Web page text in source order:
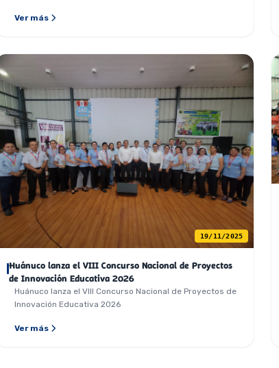
Ver más
19/11/2025
Huánuco lanza el VIII Concurso Nacional de Proyectos
de Innovación Educativa 2026
Huánuco lanza el VIII Concurso Nacional de Proyectos de
Innovación Educativa 2026
Ver más